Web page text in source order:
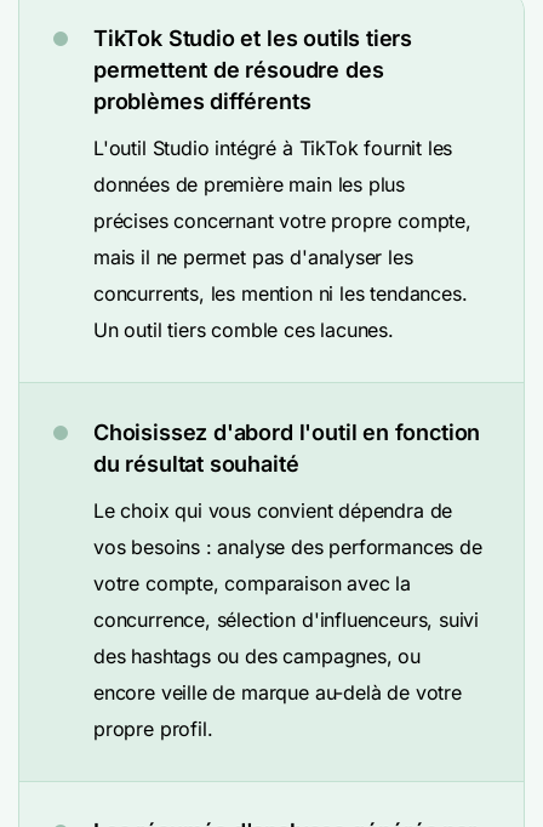
TikTok Studio et les outils tiers
permettent de résoudre des
problèmes différents
L'outil Studio intégré à TikTok fournit les
données de première main les plus
précises concernant votre propre compte,
mais il ne permet pas d'analyser les
concurrents, les mention ni les tendances.
Un outil tiers comble ces lacunes.
Choisissez d'abord l'outil en fonction
du résultat souhaité
Le choix qui vous convient dépendra de
vos besoins : analyse des performances de
votre compte, comparaison avec la
concurrence, sélection d'influenceurs, suivi
des hashtags ou des campagnes, ou
encore veille de marque au-delà de votre
propre profil.